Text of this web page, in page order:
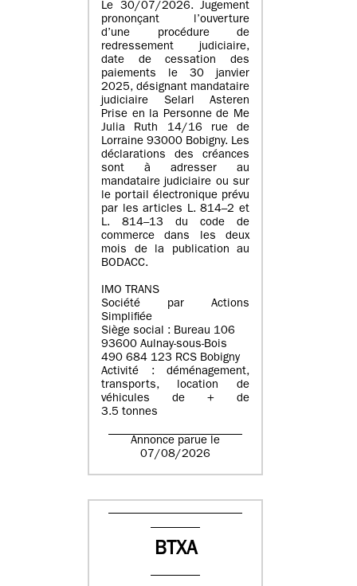
Le 30/07/2026. Jugement
prononçant l’ouverture
d’une procédure de
redressement judiciaire,
date de cessation des
paiements le 30 janvier
2025, désignant mandataire
judiciaire Selarl Asteren
Prise en la Personne de Me
Julia Ruth 14/16 rue de
Lorraine 93000 Bobigny. Les
déclarations des créances
sont à adresser au
mandataire judiciaire ou sur
le portail électronique prévu
par les articles L. 814–2 et
L. 814–13 du code de
commerce dans les deux
mois de la publication au
BODACC.
IMO TRANS
Société par Actions
Simplifiée
Siège social : Bureau 106
93600 Aulnay-sous-Bois
490 684 123 RCS Bobigny
Activité : déménagement,
transports, location de
véhicules de + de
3.5 tonnes
Annonce parue le
07/08/2026
BTXA